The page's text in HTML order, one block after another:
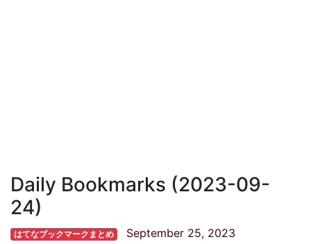
Daily Bookmarks (2023-09-
24)
はてなブックマークまとめ September 25, 2023